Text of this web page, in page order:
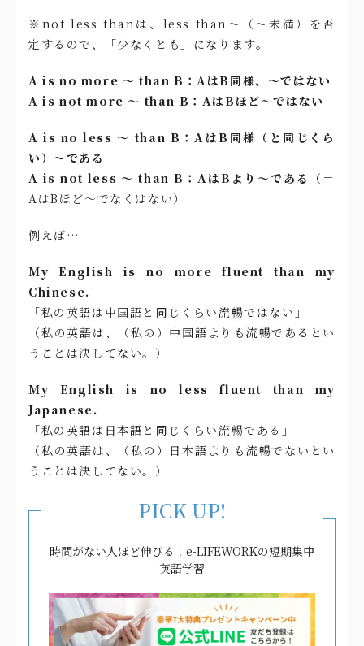
※not less thanは、less than〜（〜未満）を否
定するので、「少なくとも」になります。
A is no more ～ than B：AはB同様、〜ではない
A is not more ～ than B：AはBほど～ではない
A is no less ～ than B：AはB同様（と同じくら
い）～である
A is not less ～ than B：AはBより～である
（＝
AはBほど～でなくはない）
例えば…
My English is no more fluent than my
Chinese.
「私の英語は中国語と同じくらい流暢ではない」
（私の英語は、（私の）中国語よりも流暢であるとい
うことは決してない。）
My English is no less fluent than my
Japanese.
「私の英語は日本語と同じくらい流暢である」
（私の英語は、（私の）日本語よりも流暢でないとい
うことは決してない。）
PICK UP!
時間がない人ほど伸びる！e-LIFEWORKの短期集中
英語学習